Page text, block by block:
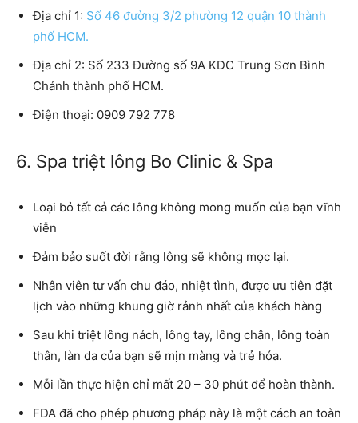
Địa chỉ 1: Số 46 đường 3/2 phường 12 quận 10 thành
phố HCM.
Địa chỉ 2: Số 233 Đường số 9A KDC Trung Sơn Bình
Chánh thành phố HCM.
Điện thoại: 0909 792 778
6. Spa triệt lông Bo Clinic & Spa
Loại bỏ tất cả các lông không mong muốn của bạn vĩnh
viễn
Đảm bảo suốt đời rằng lông sẽ không mọc lại.
Nhân viên tư vấn chu đáo, nhiệt tình, được ưu tiên đặt
lịch vào những khung giờ rảnh nhất của khách hàng
Sau khi triệt lông nách, lông tay, lông chân, lông toàn
thân, làn da của bạn sẽ mịn màng và trẻ hóa.
Mỗi lần thực hiện chỉ mất 20 – 30 phút để hoàn thành.
FDA đã cho phép phương pháp này là một cách an toàn